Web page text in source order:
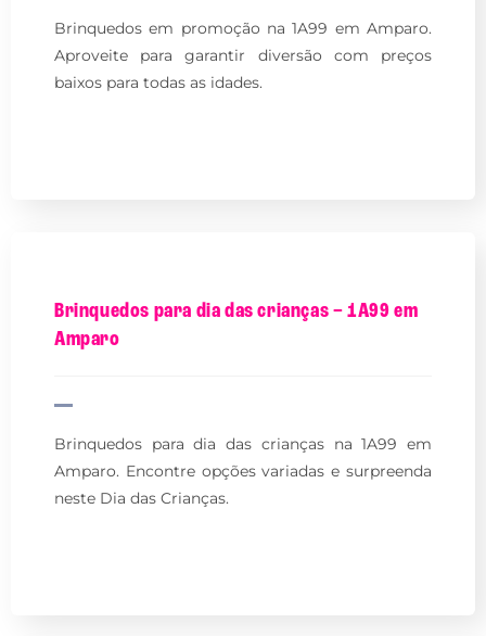
Brinquedos em promoção na 1A99 em Amparo.
Aproveite para garantir diversão com preços
baixos para todas as idades.
Brinquedos para dia das crianças – 1A99 em
Amparo
Brinquedos para dia das crianças na 1A99 em
Amparo. Encontre opções variadas e surpreenda
neste Dia das Crianças.